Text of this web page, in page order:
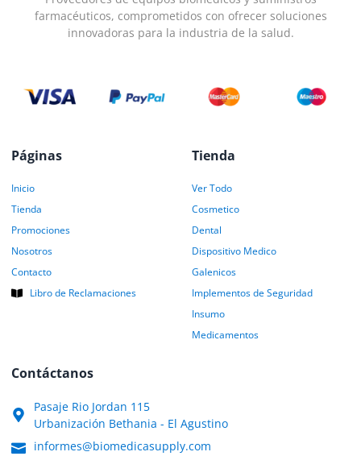
farmacéuticos, comprometidos con ofrecer soluciones
innovadoras para la industria de la salud.
Páginas
Inicio
Tienda
Promociones
Nosotros
Contacto
Libro de Reclamaciones
Tienda
Ver Todo
Cosmetico
Dental
Dispositivo Medico
Galenicos
Implementos de Seguridad
Insumo
Medicamentos
Contáctanos
Pasaje Rio Jordan 115
Urbanización Bethania - El Agustino
informes@biomedicasupply.com